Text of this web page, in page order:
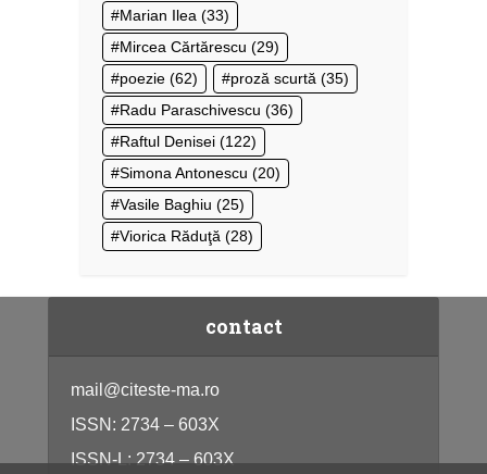
Marian Ilea (33)
Mircea Cărtărescu (29)
poezie (62) proză scurtă (35)
Radu Paraschivescu (36)
Raftul Denisei (122)
Simona Antonescu (20)
Vasile Baghiu (25)
Viorica Răduţă (28)
contact
mail@citeste-ma.ro
ISSN: 2734 – 603X
ISSN-L: 2734 – 603X